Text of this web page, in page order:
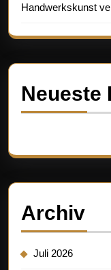
Handwerkskunst
Neueste
Archiv
Juli 2026